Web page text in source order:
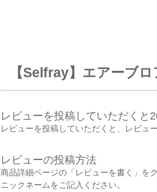
【Selfray】エアーブ
レビューを投稿していただくと
レビューを投稿していただくと、レビュ
レビューの投稿方法
商品詳細ページの「レビューを書く」を
ニックネームをご記入ください。